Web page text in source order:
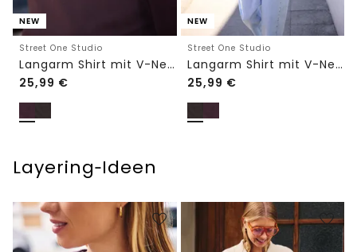
NEW
Street One Studio
Langarm Shirt mit V-Neck und Spitze
25,99 €
NEW
Street One Studio
Langarm Shirt mit V-Neck und Spitze
25,99 €
Layering‑Ideen